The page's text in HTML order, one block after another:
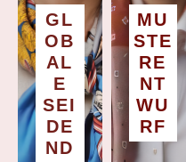
GL
OB
AL
E
SEI
DE
ND
MU
STE
RE
NT
WU
RF